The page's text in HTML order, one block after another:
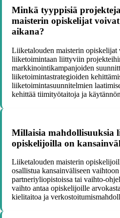
Minkä tyyppisiä
maisterin opiskelijat
aikana?
Liiketalouden maisterin opiskelijat
liiketoimintaan liittyviin
markkinointikampanjoiden
liiketoimintastrategioiden
liiketoimintasuunnitelmien
kehittää tiimityötaitoja ja
Millaisia mahdollisuuksia
opiskelijoilla on
Liiketalouden maisterin
osallistua kansainväliseen
partneriyliopistoissa tai vaihto-
vaihto antaa opiskelijoille
kielitaitoa ja